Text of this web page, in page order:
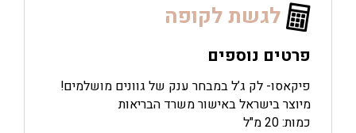
לגשת לקופה
פרטים נוספים
פיקאסו- לק ג’ל במבחר ענק של גוונים מושלמים!
מיוצר בישראל באישור משרד הבריאות
כמות: 20 מ"ל